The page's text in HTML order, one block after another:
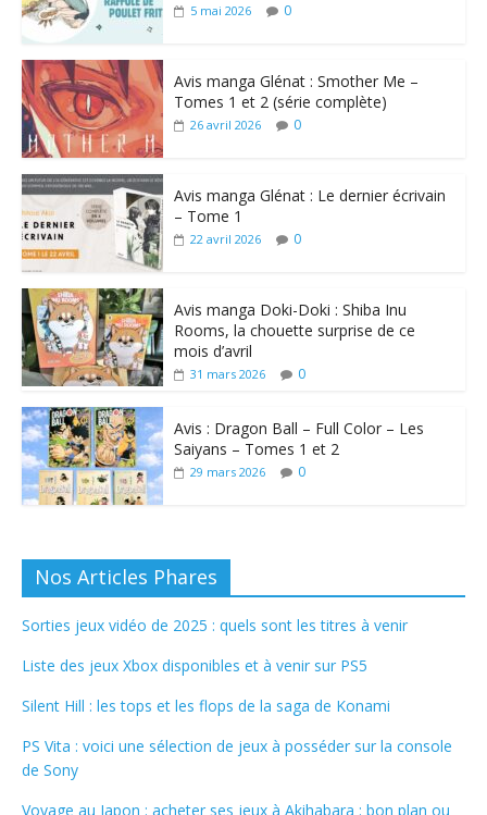
5 mai 2026 0
Avis manga Glénat : Smother Me –
Tomes 1 et 2 (série complète)
26 avril 2026 0
Avis manga Glénat : Le dernier écrivain
– Tome 1
22 avril 2026 0
Avis manga Doki-Doki : Shiba Inu
Rooms, la chouette surprise de ce
mois d’avril
31 mars 2026 0
Avis : Dragon Ball – Full Color – Les
Saiyans – Tomes 1 et 2
29 mars 2026 0
Nos Articles Phares
Sorties jeux vidéo de 2025 : quels sont les titres à venir
Liste des jeux Xbox disponibles et à venir sur PS5
Silent Hill : les tops et les flops de la saga de Konami
PS Vita : voici une sélection de jeux à posséder sur la console
de Sony
Voyage au Japon : acheter ses jeux à Akihabara : bon plan ou